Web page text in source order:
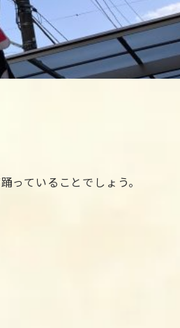
っていることでしょう。